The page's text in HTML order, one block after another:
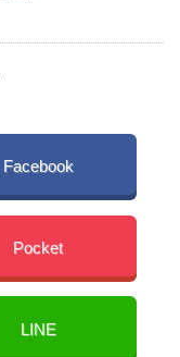
Facebook
Pocket
LINE